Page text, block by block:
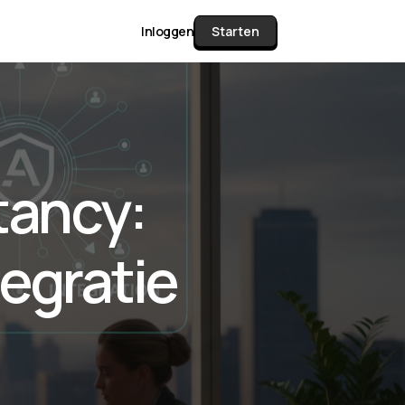
Matrix
alle pakketten en mogelijkheden
documenten verzamelen en facturen
tot controleren, boeken, bank
& klant dashboard.
Inloggen Starten